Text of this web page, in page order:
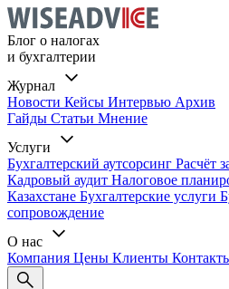
Блог о налогах
и бухгалтерии
Журнал
Новости Кейсы Интервью Архив
Гайды Статьи Мнение
Услуги
Бухгалтерский аутсорсинг Расчёт
Кадровый аудит Налоговое
Казахстане Бухгалтерские услуги
сопровождение
О нас
Компания Цены Клиенты